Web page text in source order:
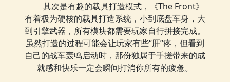
其次是有趣的载具打造模式，《The Front》
有着极为硬核的载具打造系统，小到底盘车身，大
到引擎武器，所有模块都需要玩家自行拼接完成。
虽然打造的过程可能会让玩家有些“肝”疼，但看到
自己的战车轰鸣启动时，那份独属于手搓带来的成
就感和快乐一定会瞬间打消你所有的疲惫。